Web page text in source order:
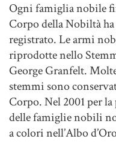
Ogni famiglia nobile
Corpo della Nobiltà
registrato. Le armi
riprodotte nello
George Granfelt.
stemmi sono
Corpo. Nel 2001 per
delle famiglie nobili
a colori nell’Albo